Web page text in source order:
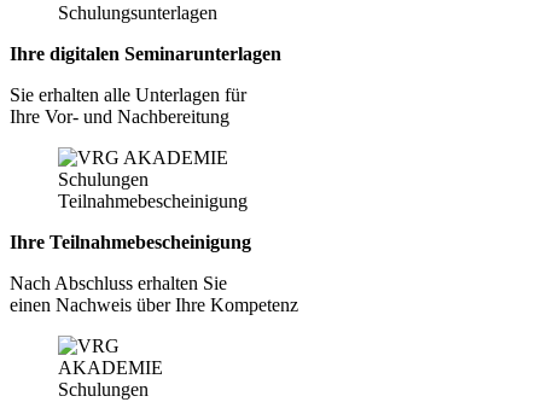
Ihre digitalen Seminarunterlagen
Sie erhalten alle Unterlagen für
Ihre Vor- und Nachbereitung
Ihre Teilnahmebescheinigung
Nach Abschluss erhalten Sie
einen Nachweis über Ihre Kompetenz